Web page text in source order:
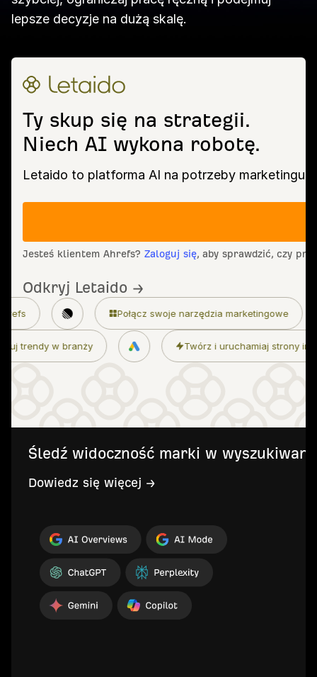
lepsze decyzje na dużą skalę.
Ty skup się na strategii.
Niech AI wykona robotę.
Letaido to platforma AI na potrzeby marketingu,
Jesteś klientem Ahrefs? Zaloguj się, aby sprawdzić, czy
Odkryj Letaido →
Połącz swoje narzędzia marketingowe Szczegółowa
do AI Monitoruj trendy w branży
Śledź widoczność marki w
Dowiedz się więcej →